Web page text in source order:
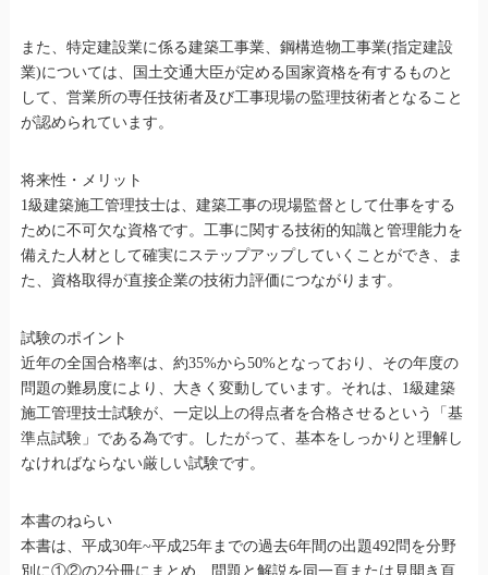
また、特定建設業に係る建築工事業、鋼構造物工事業(指定建設
業)については、国土交通大臣が定める国家資格を有するものと
して、営業所の専任技術者及び工事現場の監理技術者となること
が認められています。
将来性・メリット
1級建築施工管理技士は、建築工事の現場監督として仕事をする
ために不可欠な資格です。工事に関する技術的知識と管理能力を
備えた人材として確実にステップアップしていくことができ、ま
た、資格取得が直接企業の技術力評価につながります。
試験のポイント
近年の全国合格率は、約35%から50%となっており、その年度の
問題の難易度により、大きく変動しています。それは、1級建築
施工管理技士試験が、一定以上の得点者を合格させるという「基
準点試験」である為です。したがって、基本をしっかりと理解し
なければならない厳しい試験です。
本書のねらい
本書は、平成30年~平成25年までの過去6年間の出題492問を分野
別に①②の2分冊にまとめ、問題と解説を同一頁または見開き頁